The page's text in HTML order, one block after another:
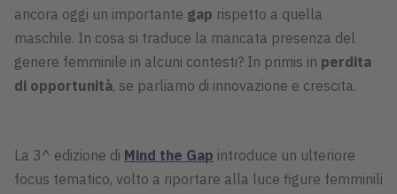
ancora oggi un importante gap rispetto a quella
maschile. In cosa si traduce la mancata presenza del
genere femminile in alcuni contesti? In primis in perdita
di opportunità, se parliamo di innovazione e crescita.
La 3^ edizione di Mind the Gap introduce un ulteriore
focus tematico, volto a riportare alla luce figure femminili